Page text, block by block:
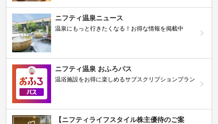
ニフティ温泉ニュース
温泉にもっと行きたくなる！お得な情報を掲載中
ニフティ温泉 おふろパス
温浴施設をお得に楽しめるサブスクリプションプラン
【ニフティライフスタイル株主優待のご案